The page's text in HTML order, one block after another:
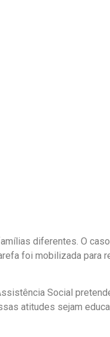
diferentes. O
foi mobilizada para
Social
atitudes sejam